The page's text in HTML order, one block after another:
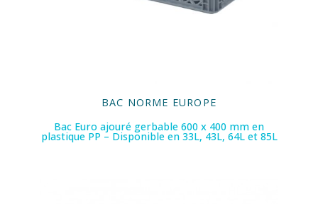
BAC NORME EUROPE
Bac Euro ajouré gerbable 600 x 400 mm en
plastique PP – Disponible en 33L, 43L, 64L et 85L